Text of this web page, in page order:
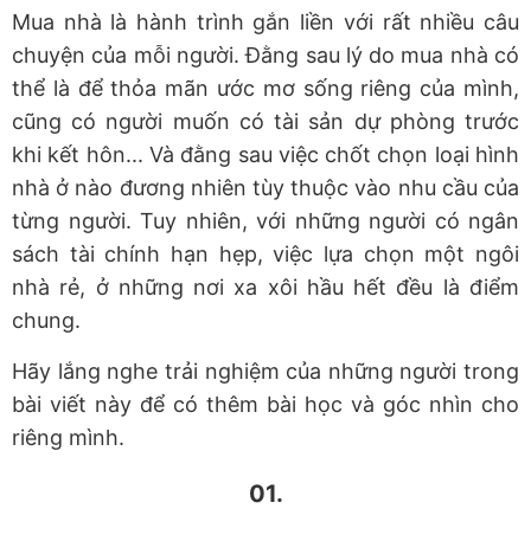
Mua nhà là hành trình gắn liền với rất nhiều câu
chuyện của mỗi người. Đằng sau lý do mua nhà có
thể là để thỏa mãn ước mơ sống riêng của mình,
cũng có người muốn có tài sản dự phòng trước
khi kết hôn... Và đằng sau việc chốt chọn loại hình
nhà ở nào đương nhiên tùy thuộc vào nhu cầu của
từng người. Tuy nhiên, với những người có ngân
sách tài chính hạn hẹp, việc lựa chọn một ngôi
nhà rẻ, ở những nơi xa xôi hầu hết đều là điểm
chung.
Hãy lắng nghe trải nghiệm của những người trong
bài viết này để có thêm bài học và góc nhìn cho
riêng mình.
01.